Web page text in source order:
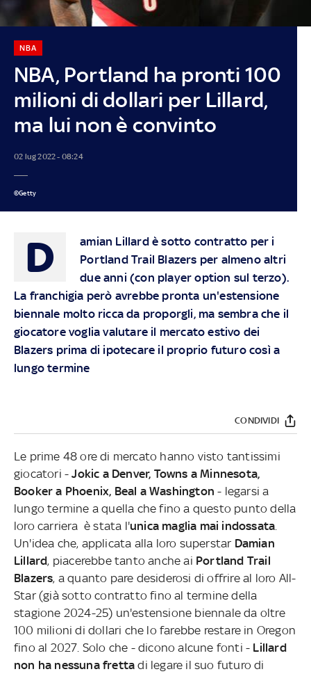
NBA, Portland ha pronti 100
milioni di dollari per Lillard,
ma lui non è convinto
NBA
02 lug 2022 - 08:24
©Getty
D
amian Lillard è sotto contratto per i
Portland Trail Blazers per almeno altri
due anni (con player option sul terzo).
La franchigia però avrebbe pronta un'estensione
biennale molto ricca da proporgli, ma sembra che il
giocatore voglia valutare il mercato estivo dei
Blazers prima di ipotecare il proprio futuro così a
lungo termine
CONDIVIDI
Le prime 48 ore di mercato hanno visto tantissimi
giocatori -Jokic a Denver, Towns a Minnesota,
Booker a Phoenix, Beal a Washington - legarsi a
lungo termine a quella che fino a questo punto della
loro carriera è stata l'unica maglia mai indossata
Un'idea che, applicata alla loro superstar Damian
Lillard, piacerebbe tanto anche ai Portland Trail
Blazers, a quanto pare desiderosi di offrire al loro All-
Star (già sotto contratto fino al termine della
stagione 2024-25) un'estensione biennale da oltre
100 milioni di dollari che lo farebbe restare in Oregon
fino al 2027. Solo che - dicono alcune fonti - Lillard
non ha nessuna frettadi legare il suo futuro di